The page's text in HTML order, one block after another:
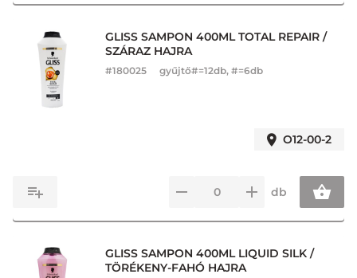
GLISS SAMPON 400ML TOTAL REPAIR /
SZÁRAZ HAJRA
#180025 gyűjtő#=12db, #=6db
O12-00-2
db
GLISS SAMPON 400ML LIQUID SILK /
TÖRÉKENY-FAHÓ HAJRA